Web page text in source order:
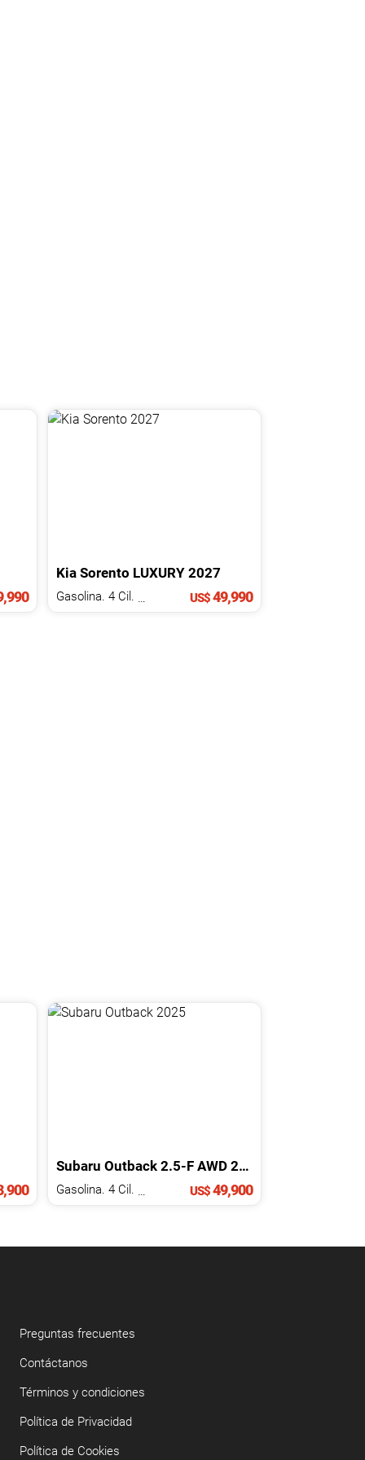
Kia Sorento LUXURY 2027
US$49,990
Subaru Outback 2.5-F AWD 2025
US$49,900
Preguntas frecuentes
Contáctanos
Términos y condiciones
Política de Privacidad
Política de Cookies